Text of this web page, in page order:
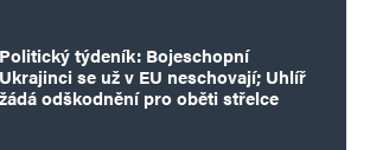
Politický týdeník: Bojeschopní
Ukrajinci se už v EU neschovají; Uhlíř
žádá odškodnění pro oběti střelce